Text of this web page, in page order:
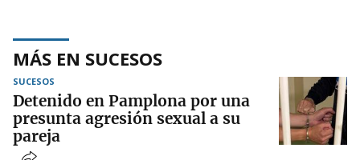
MÁS EN SUCESOS
SUCESOS
Detenido en Pamplona por una
presunta agresión sexual a su
pareja